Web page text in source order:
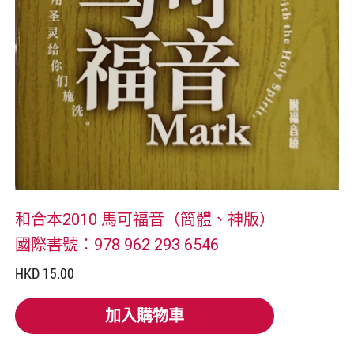
和合本2010 馬可福音（簡體、神版）
國際書號：978 962 293 6546
HKD 15.00
加入購物車
加入購物車